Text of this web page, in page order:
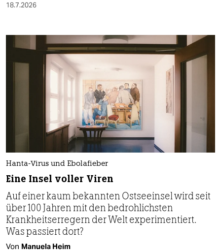
18.7.2026
Hanta-Virus und Ebolafieber
Eine Insel voller Viren
Auf einer kaum bekannten Ostseeinsel wird seit
über 100 Jahren mit den bedrohlichsten
Krankheitserregern der Welt experimentiert.
Was passiert dort?
Von Manuela Heim